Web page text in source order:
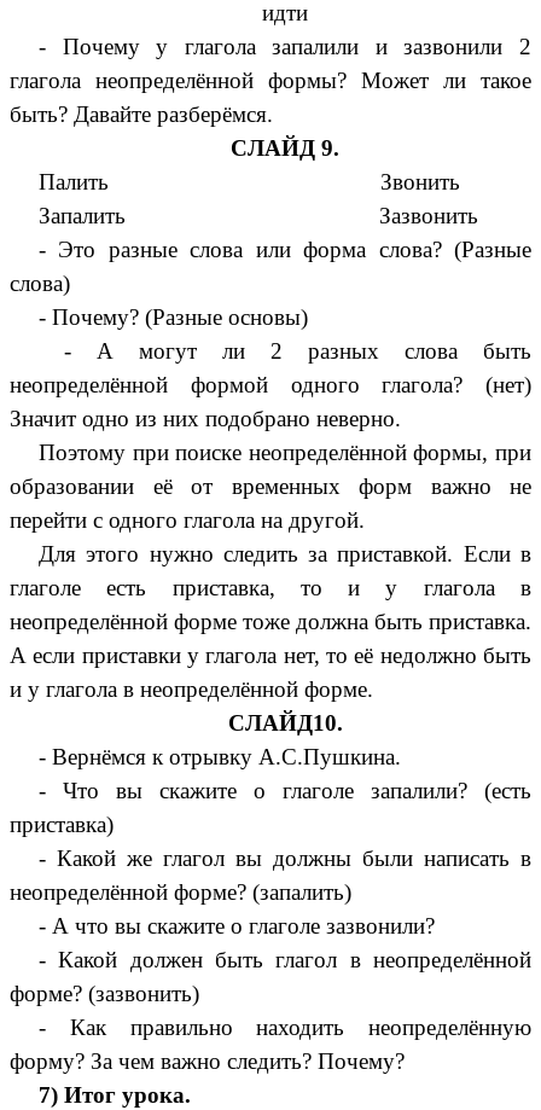
идти
- Почему у глагола запалили и зазвонили 2
глагола неопределённой формы? Может ли такое
быть? Давайте разберёмся.
СЛАЙД 9.
Палить Звонить
Запалить Зазвонить
- Это разные слова или форма слова? (Разные
слова)
- Почему? (Разные основы)
- А могут ли 2 разных слова быть
неопределённой формой одного глагола? (нет)
Значит одно из них подобрано неверно.
Поэтому при поиске неопределённой формы, при
образовании её от временных форм важно не
перейти с одного глагола на другой.
Для этого нужно следить за приставкой. Если в
глаголе есть приставка, то и у глагола в
неопределённой форме тоже должна быть приставка.
А если приставки у глагола нет, то её недолжно быть
и у глагола в неопределённой форме.
СЛАЙД10.
- Вернёмся к отрывку А.С.Пушкина.
- Что вы скажите о глаголе запалили? (есть
приставка)
- Какой же глагол вы должны были написать в
неопределённой форме? (запалить)
- А что вы скажите о глаголе зазвонили?
- Какой должен быть глагол в неопределённой
форме? (зазвонить)
- Как правильно находить неопределённую
форму? За чем важно следить? Почему?
7) Итог урока.